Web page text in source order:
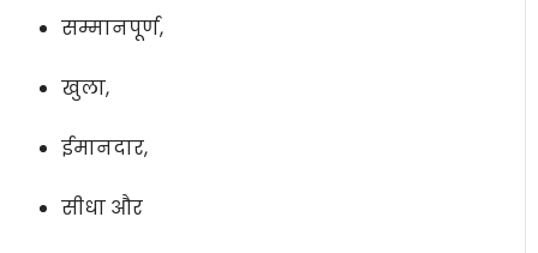
सम्मानपूर्ण,
खुला,
ईमानदार,
सीधा और